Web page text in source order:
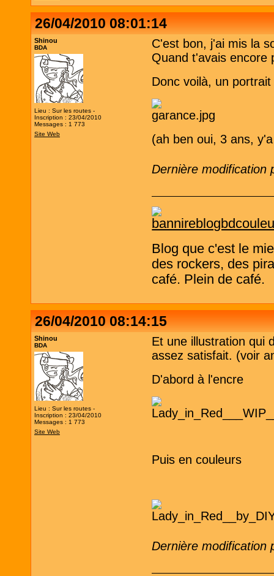
26/04/2010 08:01:14
Shinou
BDA
Lieu : Sur les routes -
Inscription : 23/04/2010
Messages : 1 773
Site Web
C'est bon, j'ai mis la
Quand t'avais encore
Donc voilà, un
(ah ben oui, 3 ans,
Dernière modification
Blog que c'est le
des rockers, des
café. Plein de café.
26/04/2010 08:14:15
Shinou
BDA
Lieu : Sur les routes -
Inscription : 23/04/2010
Messages : 1 773
Site Web
Et une illustration qui
assez satisfait. (voir
D'abord à l'encre
Puis en couleurs
Dernière modification